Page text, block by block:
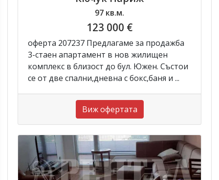
97 кв.м.
123 000 €
оферта 207237 Предлагаме за продажба
3-стаен апартамент в нов жилищен
комплекс в близост до бул. Южен. Състои
се от две спални,дневна с бокс,баня и ...
Виж офертата